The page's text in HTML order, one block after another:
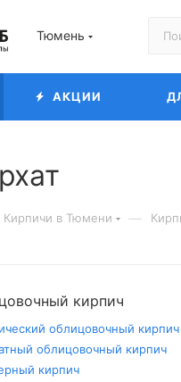
Тюмень
АКЦИИ
Кирпичи в Тюмени —
кирпич
облицовочный кирпич
облицовочный кирпич
кирпич